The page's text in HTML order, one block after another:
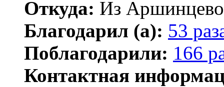
Откуда: Из
Благодарил (а): 53
Поблагодарили: 166
Контактная